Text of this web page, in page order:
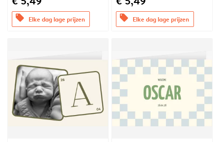
offers Elke dag lage prijzen offers Elke dag lage prijzen